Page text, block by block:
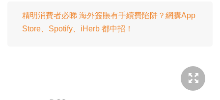
精明消費者必睇 海外簽賬有手續費陷阱？網購App
Store、Spotify、iHerb 都中招！